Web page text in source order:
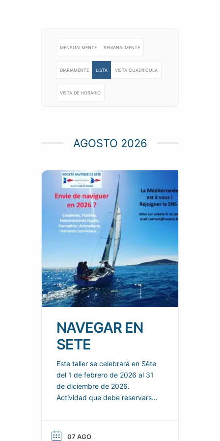
MENSUALMENTE SEMANALMENTE
DIARIAMENTE LISTA VISTA CUADRÍCULA
VISTA DE HORARIO
AGOSTO 2026
NAVEGAR EN
SETE
Este taller se celebrará en Sète
del 1 de febrero de 2026 al 31
de diciembre de 2026.
Actividad que debe reservarse
organizador. Descubre o
07 AGO